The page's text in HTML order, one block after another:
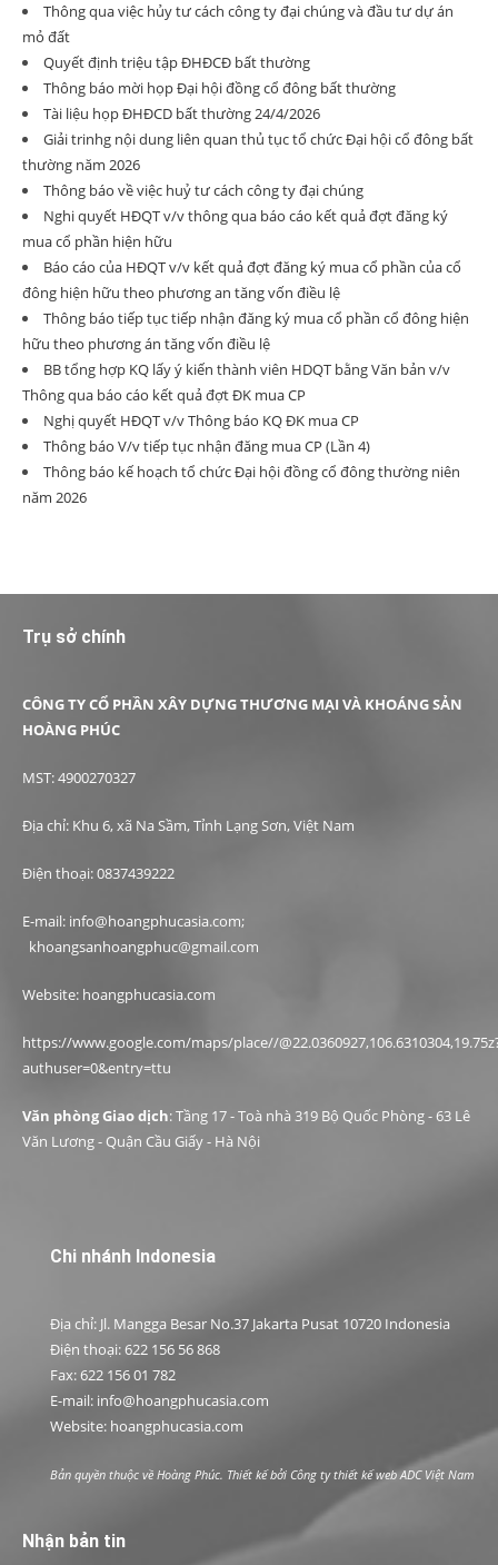
Thông qua việc hủy tư cách công ty đại chúng và đầu tư dự án
mỏ đất
Quyết định triệu tập ĐHĐCĐ bất thường
Thông báo mời họp Đại hội đồng cổ đông bất thường
Tài liệu họp ĐHĐCD bất thường 24/4/2026
Giải trinhg nội dung liên quan thủ tục tổ chức Đại hội cổ đông bất
thường năm 2026
Thông báo về việc huỷ tư cách công ty đại chúng
Nghi quyết HĐQT v/v thông qua báo cáo kết quả đợt đăng ký
mua cổ phần hiện hữu
Báo cáo của HĐQT v/v kết quả đợt đăng ký mua cổ phần của cổ
đông hiện hữu theo phương an tăng vốn điều lệ
Thông báo tiếp tục tiếp nhận đăng ký mua cổ phần cổ đông hiện
hữu theo phương án tăng vốn điều lệ
BB tổng hợp KQ lấy ý kiến thành viên HDQT bằng Văn bản v/v
Thông qua báo cáo kết quả đợt ĐK mua CP
Nghị quyết HĐQT v/v Thông báo KQ ĐK mua CP
Thông báo V/v tiếp tục nhận đăng mua CP (Lần 4)
Thông báo kế hoạch tổ chức Đại hội đồng cổ đông thường niên
năm 2026
Trụ sở chính
CÔNG TY CỔ PHẦN XÂY DỰNG THƯƠNG MẠI VÀ KHOÁNG SẢN
HOÀNG PHÚC
MST: 4900270327
Địa chỉ: Khu 6, xã Na Sầm, Tỉnh Lạng Sơn, Việt Nam
Điện thoại: 0837439222
E-mail: info@hoangphucasia.com;
khoangsanhoangphuc@gmail.com
Website: hoangphucasia.com
https://www.google.com/maps/place//
authuser=0&entry=ttu
Văn phòng Giao dịch: Tầng 17 - Toà nhà 319 Bộ Quốc Phòng - 63 Lê
Văn Lương - Quận Cầu Giấy - Hà Nội
Chi nhánh Indonesia
Địa chỉ: Jl. Mangga Besar No.37 Jakarta Pusat 10720 Indonesia
Điện thoại: 622 156 56 868
Fax: 622 156 01 782
E-mail: info@hoangphucasia.com
Website: hoangphucasia.com
Bản quyền thuộc về Hoàng Phúc. Thiết kế bởi Công ty thiết kế web ADC Việt Nam
Nhận bản tin